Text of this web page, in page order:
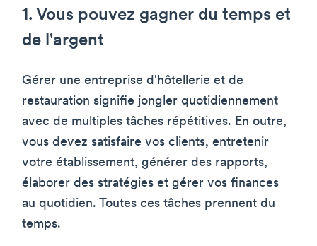
1. Vous pouvez gagner du temps et
de l'argent
Gérer une entreprise d'hôtellerie et de
restauration signifie jongler quotidiennement
avec de multiples tâches répétitives. En outre,
vous devez satisfaire vos clients, entretenir
votre établissement, générer des rapports,
élaborer des stratégies et gérer vos finances
au quotidien. Toutes ces tâches prennent du
temps.